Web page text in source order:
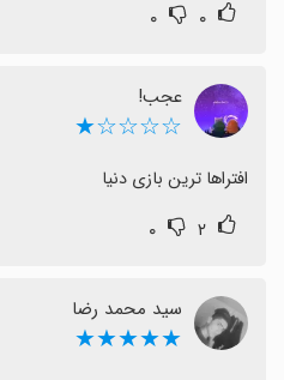
۰ ۰
عجب!
☆☆☆☆★
افتراها ترین بازی دنیا
۲ ۰
سید محمد رضا
★★★★★